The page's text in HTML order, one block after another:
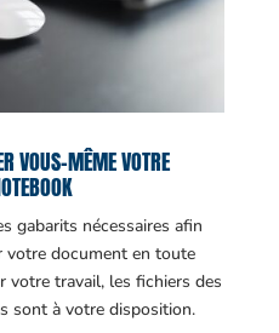
VOUS-MÊME VOTRE
gabarits nécessaires afin
votre document en toute
votre travail, les fichiers des
sont à votre disposition.